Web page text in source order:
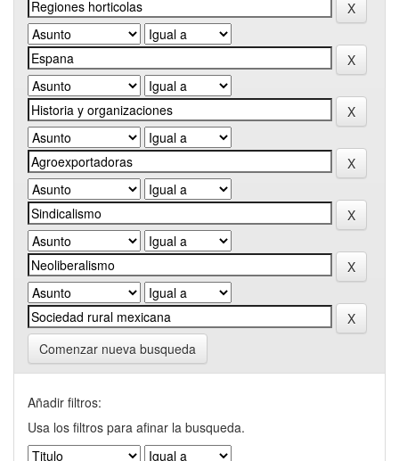
Comenzar nueva busqueda
Añadir filtros:
Usa los filtros para afinar la busqueda.